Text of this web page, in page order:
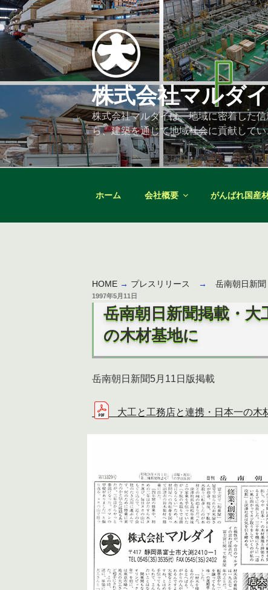
コ
ン
テ
へ
キ
プ
株式会社マルダイ
株式会社マルダイは、地域に密着した
ら、建築を通じて地域社会に貢献して
ホーム 会社概要 がんばれ国産
HOME → プレスリリース → 岳南朝日新聞
投
稿
1997年5月11日
岳南朝日新聞掲載・
の木材基地に
岳南朝日新聞5月11日版掲載
大工と工務店と連携・日本一の木